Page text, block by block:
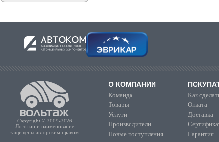
Copyright © 2009-2026
Логотип и наименование
защищены авторским правом
О КОМПАНИИ
Команда
Товары
Услуги
Производители
Новые поступления
Как
Оплата
Доставка
Гарантия